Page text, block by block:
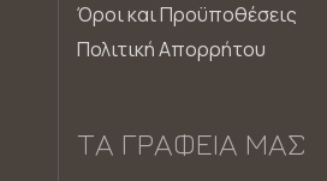
Όροι και Προϋποθέσεις
Πολιτική Απορρήτου
ΤΑ ΓΡΑΦΕΊΑ ΜΑΣ